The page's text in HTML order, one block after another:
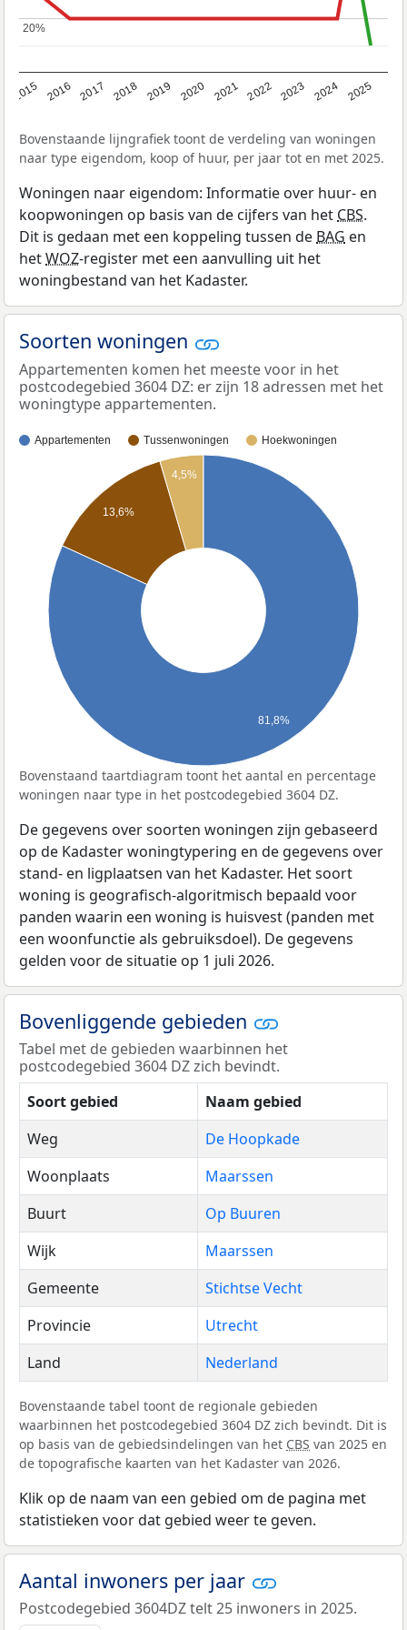
2015 2016 2017 2018 2019 2020 2021 2022 2023 2024 2025
20%
20%
Bovenstaande lijngrafiek toont de verdeling van woningen
naar type eigendom, koop of huur, per jaar tot en met 2025.
Woningen naar eigendom: Informatie over huur- en
koopwoningen op basis van de cijfers van hetCBS.
Dit is gedaan met een koppeling tussen deBAG en
hetWOZ-register met een aanvulling uit het
woningbestand van het Kadaster.
Soorten woningen
Appartementen komen het meeste voor in het
postcodegebied 3604 DZ: er zijn 18 adressen met het
woningtype appartementen.
Appartementen Tussenwoningen Hoekwoningen
4,5%
13,6%
81,8%
Bovenstaand taartdiagram toont het aantal en percentage
woningen naar type in het postcodegebied 3604 DZ.
De gegevens over soorten woningen zijn gebaseerd
op de Kadaster woningtypering en de gegevens over
stand- en ligplaatsen van het Kadaster. Het soort
woning is geografisch-algoritmisch bepaald voor
panden waarin een woning is huisvest (panden met
een woonfunctie als gebruiksdoel). De gegevens
gelden voor de situatie op 1 juli 2026.
Bovenliggende gebieden
Tabel met de gebieden waarbinnen het
postcodegebied 3604 DZ zich bevindt.
Soort gebied
Naam gebied
Weg
De Hoopkade
Woonplaats
Maarssen
Buurt
Op Buuren
Wijk
Maarssen
Gemeente
Stichtse Vecht
Provincie
Utrecht
Land
Nederland
Bovenstaande tabel toont de regionale gebieden
waarbinnen het postcodegebied 3604 DZ zich bevindt. Dit is
op basis van de gebiedsindelingen van het CBS van 2025 en
de topografische kaarten van het Kadaster van 2026.
Klik op de naam van een gebied om de pagina met
statistieken voor dat gebied weer te geven.
Aantal inwoners per jaar
Postcodegebied 3604DZ telt 25 inwoners in 2025.